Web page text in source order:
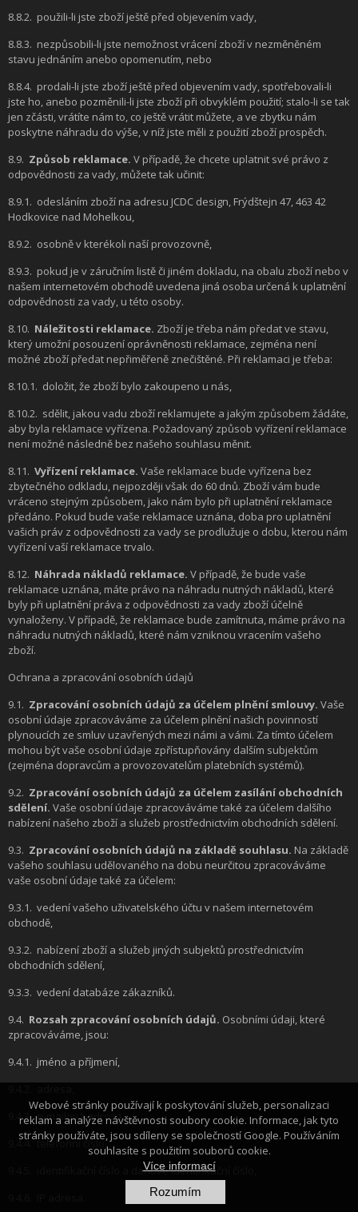
8.8.2. použili-li jste zboží ještě před objevením vady,
8.8.3. nezpůsobili-li jste nemožnost vrácení zboží v nezměněném
stavu jednáním anebo opomenutím, nebo
8.8.4. prodali-li jste zboží ještě před objevením vady, spotřebovali-li
jste ho, anebo pozměnili-li jste zboží při obvyklém použití; stalo-li se tak
jen zčásti, vrátíte nám to, co ještě vrátit můžete, a ve zbytku nám
poskytne náhradu do výše, v níž jste měli z použití zboží prospěch.
8.9. Způsob reklamace. V případě, že chcete uplatnit své právo z
odpovědnosti za vady, můžete tak učinit:
8.9.1. odesláním zboží na adresu JCDC design, Frýdštejn 47, 463 42
Hodkovice nad Mohelkou,
8.9.2. osobně v kterékoli naší provozovně,
8.9.3. pokud je v záručním listě či jiném dokladu, na obalu zboží nebo v
našem internetovém obchodě uvedena jiná osoba určená k uplatnění
odpovědnosti za vady, u této osoby.
8.10. Náležitosti reklamace. Zboží je třeba nám předat ve stavu,
který umožní posouzení oprávněnosti reklamace, zejména není
možné zboží předat nepřiměřeně znečištěné. Při reklamaci je třeba:
8.10.1. doložit, že zboží bylo zakoupeno u nás,
8.10.2. sdělit, jakou vadu zboží reklamujete a jakým způsobem žádáte,
aby byla reklamace vyřízena. Požadovaný způsob vyřízení reklamace
není možné následně bez našeho souhlasu měnit.
8.11. Vyřízení reklamace. Vaše reklamace bude vyřízena bez
zbytečného odkladu, nejpozději však do 60 dnů. Zboží vám bude
vráceno stejným způsobem, jako nám bylo při uplatnění reklamace
předáno. Pokud bude vaše reklamace uznána, doba pro uplatnění
vašich práv z odpovědnosti za vady se prodlužuje o dobu, kterou nám
vyřízení vaší reklamace trvalo.
8.12. Náhrada nákladů reklamace. V případě, že bude vaše
reklamace uznána, máte právo na náhradu nutných nákladů, které
byly při uplatnění práva z odpovědnosti za vady zboží účelně
vynaloženy. V případě, že reklamace bude zamítnuta, máme právo na
náhradu nutných nákladů, které nám vzniknou vracením vašeho
zboží.
Ochrana a zpracování osobních údajů
9.1. Zpracování osobních údajů za účelem plnění smlouvy. Vaše
osobní údaje zpracováváme za účelem plnění našich povinností
plynoucích ze smluv uzavřených mezi námi a vámi. Za tímto účelem
mohou být vaše osobní údaje zpřístupňovány dalším subjektům
(zejména dopravcům a provozovatelům platebních systémů).
9.2. Zpracování osobních údajů za účelem zasílání obchodních
sdělení. Vaše osobní údaje zpracováváme také za účelem dalšího
nabízení našeho zboží a služeb prostřednictvím obchodních sdělení.
9.3. Zpracování osobních údajů na základě souhlasu. Na základě
vašeho souhlasu udělovaného na dobu neurčitou zpracováváme
vaše osobní údaje také za účelem:
9.3.1. vedení vašeho uživatelského účtu v našem internetovém
obchodě,
9.3.2. nabízení zboží a služeb jiných subjektů prostřednictvím
obchodních sdělení,
9.3.3. vedení databáze zákazníků.
9.4. Rozsah zpracování osobních údajů. Osobními údaji, které
zpracováváme, jsou:
9.4.1. jméno a příjmení,
9.4.3.e-mailová adresa,
9.4.4.telefonní číslo,
identifikační číslo a daňové identifikační číslo,
Webové stránky používají k poskytování služeb, personalizaci
reklam a analýze návštěvnosti soubory cookie. Informace, jak tyto
stránky používáte, jsou sdíleny se společností Google. Používáním
souhlasíte s použitím souborů cookie.
Více informací
Rozumím